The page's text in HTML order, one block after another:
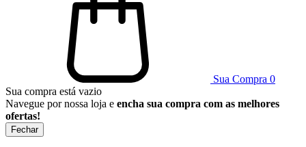
Sua Compra 0
Sua compra está vazio
Navegue por nossa loja e encha sua compra com as melhores
ofertas!
Fechar